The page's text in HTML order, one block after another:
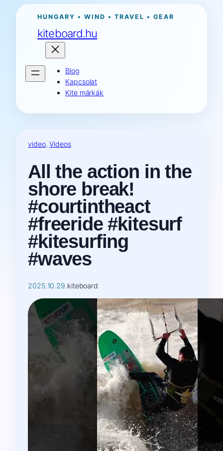
Ugrás
tartalomhoz
HUNGARY • WIND • TRAVEL • GEAR
kiteboard.hu
Blog
Kapcsolat
Kite márkák
video, Videos
All the action in the
shore break!
#courtintheact
#freeride #kitesurf
#kitesurfing
#waves
2025.10.29.kiteboard